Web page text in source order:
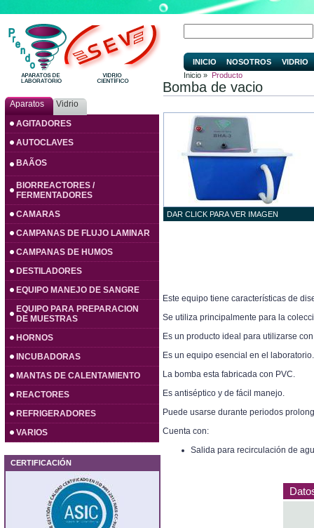
Aparatos
Vidrio
AGITADORES
AUTOCLAVES
BAÃOS
BIORREACTORES /
FERMENTADORES
CAMARAS
CAMPANAS DE FLUJO LAMINAR
CAMPANAS DE HUMOS
DESTILADORES
EQUIPO MANEJO DE SANGRE
EQUIPO PARA PREPARACION
DE MUESTRAS
HORNOS
INCUBADORAS
MANTAS DE CALENTAMIENTO
REACTORES
REFRIGERADORES
VARIOS
CERTIFICACIÓN
INICIO NOSOTROS
VIDRIO
Inicio » Producto
Bomba de vacio
DAR CLICK PARA VER IMAGEN
Este equipo tiene características de
Se utiliza principalmente para la
Es un producto ideal para utilizarse
Es un equipo esencial en el laboratorio.
La bomba esta fabricada con PVC.
Es antiséptico y de fácil manejo.
Puede usarse durante periodos
Cuenta con:
Salida para recirculación de